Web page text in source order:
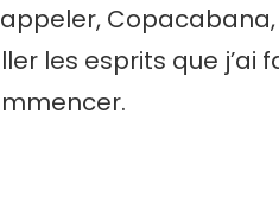
les esprits que j’ai